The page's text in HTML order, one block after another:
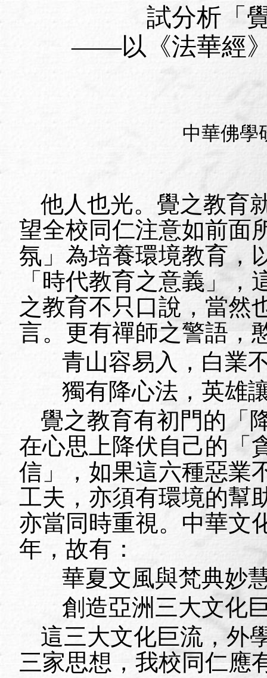
試分析「
——以《法華經
中華佛學
他人也光。覺之教育
望全校同仁注意如前面
氛」為培養環境教育，
「時代教育之意義」
之教育不只口說，當然
言。更有禪師之警語，
青山容易入，白業
獨有降心法，英雄
覺之教育有初門的「
在心思上降伏自己的「
信」，如果這六種惡業
工夫，亦須有環境的幫
亦當同時重視。中華文
年，故有：
華夏文風與梵典妙
創造亞洲三大文化
這三大文化巨流，外
三家思想，我校同仁應